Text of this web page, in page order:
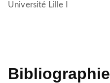
Université Lille I
Bibliographie